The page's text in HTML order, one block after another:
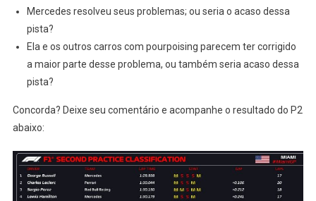
Mercedes resolveu seus problemas; ou seria o acaso dessa
pista?
Ela e os outros carros com pourpoising parecem ter corrigido
a maior parte desse problema, ou também seria acaso dessa
pista?
Concorda? Deixe seu comentário e acompanhe o resultado do P2
abaixo: